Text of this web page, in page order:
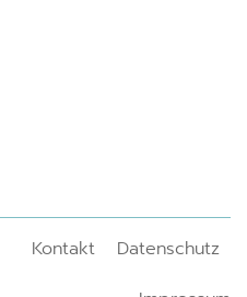
Kontakt
Datenschutz